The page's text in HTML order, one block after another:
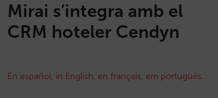
Mirai s’integra amb el
CRM hoteler Cendyn
En español, in English, en français, em português.